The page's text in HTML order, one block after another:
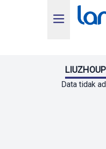
Data tidak